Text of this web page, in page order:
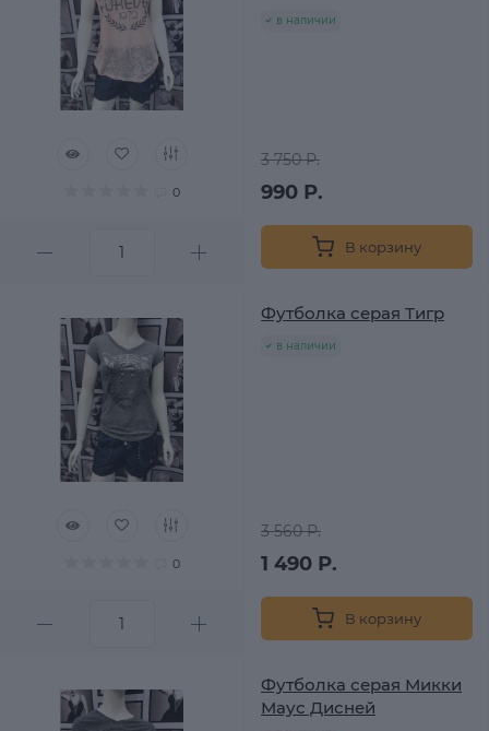
0
в наличии
3 750 Р.
990 Р.
В корзину
0
Футболка серая Тигр
в наличии
3 560 Р.
1 490 Р.
В корзину
Футболка серая Микки
Маус Дисней